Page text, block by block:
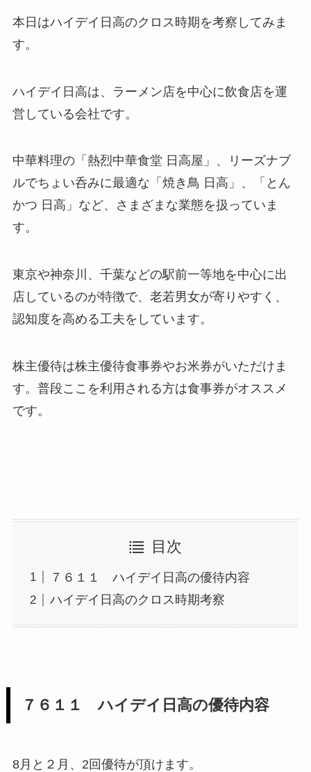
本日はハイデイ日高のクロス時期を考察してみま
す。
ハイデイ日高は、ラーメン店を中心に飲食店を運
営している会社です。
中華料理の「熱烈中華食堂 日高屋」、リーズナブ
ルでちょい呑みに最適な「焼き鳥 日高」、「とん
かつ 日高」など、さまざまな業態を扱っていま
す。
東京や神奈川、千葉などの駅前一等地を中心に出
店しているのが特徴で、老若男女が寄りやすく、
認知度を高める工夫をしています。
株主優待は株主優待食事券やお米券がいただけま
す。普段ここを利用される方は食事券がオススメ
です。
目次
７６１１ ハイデイ日高の優待内容
ハイデイ日高のクロス時期考察
７６１１ ハイデイ日高の優待内容
8月と２月、2回優待が頂けます。